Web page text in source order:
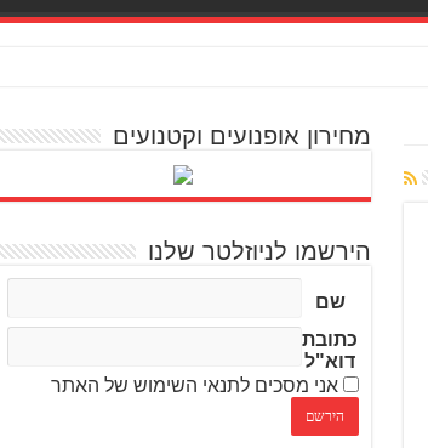
מחירון אופנועים וקטנועים
הירשמו לניוזלטר שלנו
שם
כתובת
דוא"ל
אני מסכים לתנאי השימוש של האתר